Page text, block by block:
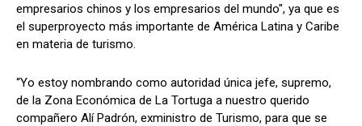
empresarios chinos y los empresarios del mundo", ya que es
el superproyecto más importante de América Latina y Caribe
en materia de turismo.
“Yo estoy nombrando como autoridad única jefe, supremo,
de la Zona Económica de La Tortuga a nuestro querido
compañero Alí Padrón, exministro de Turismo, para que se